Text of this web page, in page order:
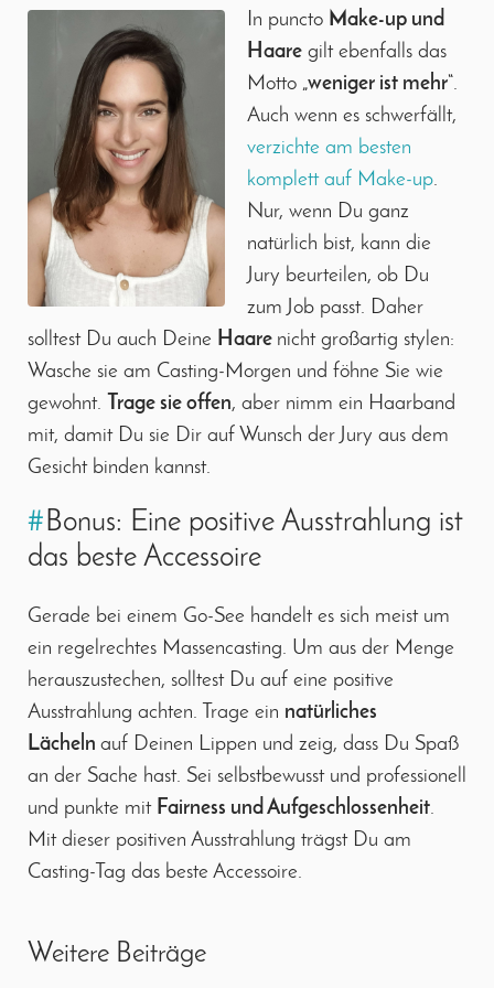
In puncto Make-up und
Haare gilt ebenfalls das
Motto„weniger ist mehr“.
Auch wenn es schwerfällt,
verzichte am besten
komplett auf Make-up.
Nur, wenn Du ganz
natürlich bist, kann die
Jury beurteilen, ob Du
zum Job passt. Daher
solltest Du auch Deine Haare nicht großartig stylen:
Wasche sie am Casting-Morgen und föhne Sie wie
gewohnt. Trage sie offen, aber nimm ein Haarband
mit, damit Du sie Dir auf Wunsch der Jury aus dem
Gesicht binden kannst.
#Bonus: Eine positive Ausstrahlung ist
das beste Accessoire
Gerade bei einem Go-See handelt es sich meist um
ein regelrechtes Massencasting. Um aus der Menge
herauszustechen, solltest Du auf eine positive
Ausstrahlung achten. Trage ein natürliches
Lächeln auf Deinen Lippen und zeig, dass Du Spaß
an der Sache hast. Sei selbstbewusst und professionell
und punkte mit Fairness und Aufgeschlossenheit.
Mit dieser positiven Ausstrahlung trägst Du am
Casting-Tag das beste Accessoire.
Weitere Beiträge